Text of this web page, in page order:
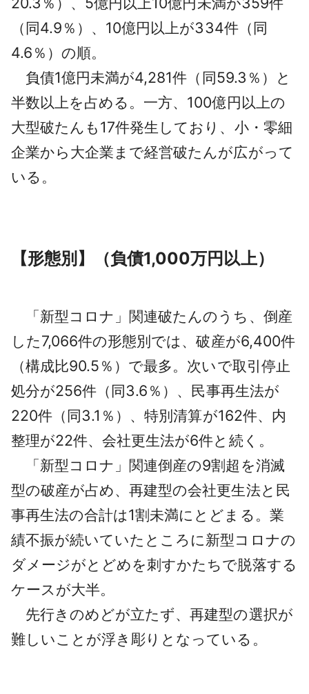
（同4.9％）、10億円以上が334件（同
4.6％）の順。
負債1億円未満が4,281件（同59.3％）と
半数以上を占める。一方、100億円以上の
大型破たんも17件発生しており、小・零細
企業から大企業まで経営破たんが広がって
いる。
【形態別】（負債1,000万円以上）
「新型コロナ」関連破たんのうち、倒産
した7,066件の形態別では、破産が6,400件
（構成比90.5％）で最多。次いで取引停止
処分が256件（同3.6％）、民事再生法が
220件（同3.1％）、特別清算が162件、内
整理が22件、会社更生法が6件と続く。
「新型コロナ」関連倒産の9割超を消滅
型の破産が占め、再建型の会社更生法と民
事再生法の合計は1割未満にとどまる。業
績不振が続いていたところに新型コロナの
ダメージがとどめを刺すかたちで脱落する
ケースが大半。
先行きのめどが立たず、再建型の選択が
難しいことが浮き彫りとなっている。